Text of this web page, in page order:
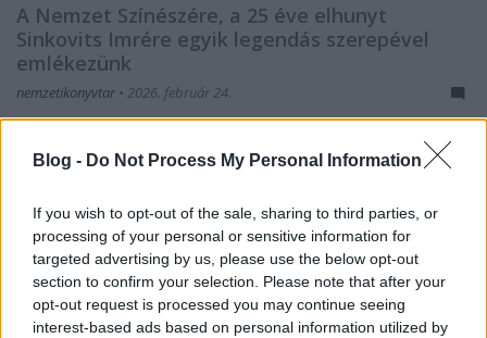
Blog - Do Not Process My Personal Information
If you wish to opt-out of the sale, sharing to third parties, or
processing of your personal or sensitive information for
targeted advertising by us, please use the below opt-out
section to confirm your selection. Please note that after your
opt-out request is processed you may continue seeing
interest-based ads based on personal information utilized by
A Nemzet Színészére, a 25 éve elhunyt
Sinkovits Imrére egyik legendás szerepével
emlékezünk
nemzetikonyvtar • 2026. február 24.
1956-ban Sinkovits Imre még csak huszonnyolc éves
volt, de már befutott, ismert színész: a Nemzeti
filmszereppel a háta mögött. Október 23-án a Petőfi-
szobornál tízezres tömeg előtt szavalta el a Nemzeti
dalt, mely esemény a forradalom egyik jelképe…